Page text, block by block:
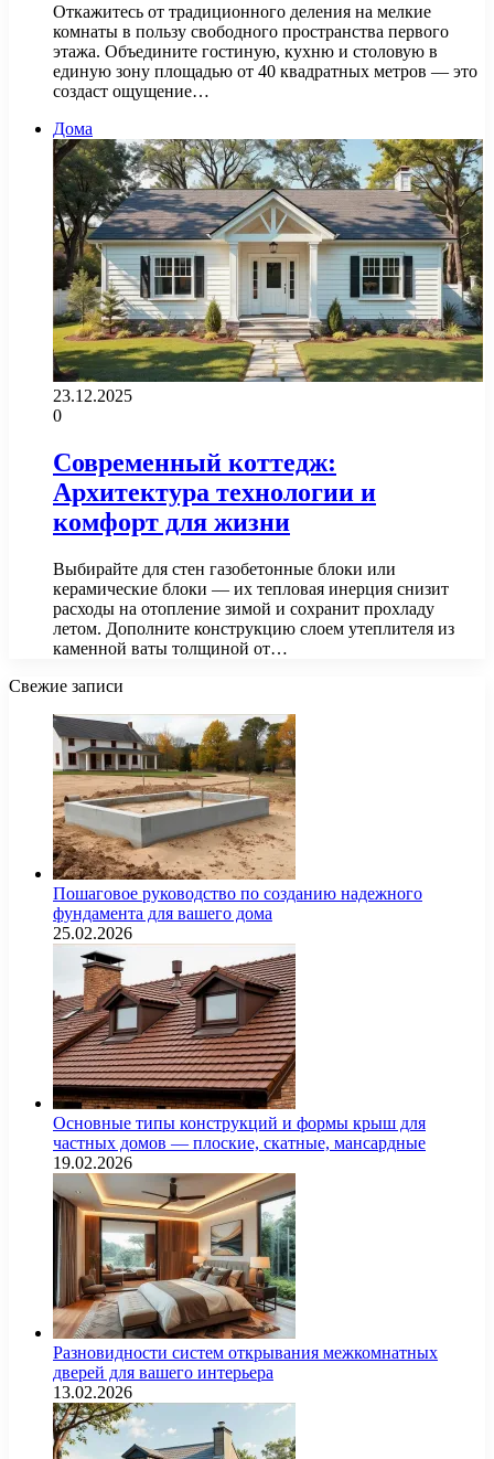
Откажитесь от традиционного деления на мелкие
комнаты в пользу свободного пространства первого
этажа. Объедините гостиную, кухню и столовую в
единую зону площадью от 40 квадратных метров — это
создаст ощущение…
Дома
23.12.2025
0
Современный коттедж:
Архитектура технологии и
комфорт для жизни
Выбирайте для стен газобетонные блоки или
керамические блоки — их тепловая инерция снизит
расходы на отопление зимой и сохранит прохладу
летом. Дополните конструкцию слоем утеплителя из
каменной ваты толщиной от…
Свежие записи
Пошаговое руководство по созданию надежного
фундамента для вашего дома
25.02.2026
Основные типы конструкций и формы крыш для
частных домов — плоские, скатные, мансардные
19.02.2026
Разновидности систем открывания межкомнатных
дверей для вашего интерьера
13.02.2026